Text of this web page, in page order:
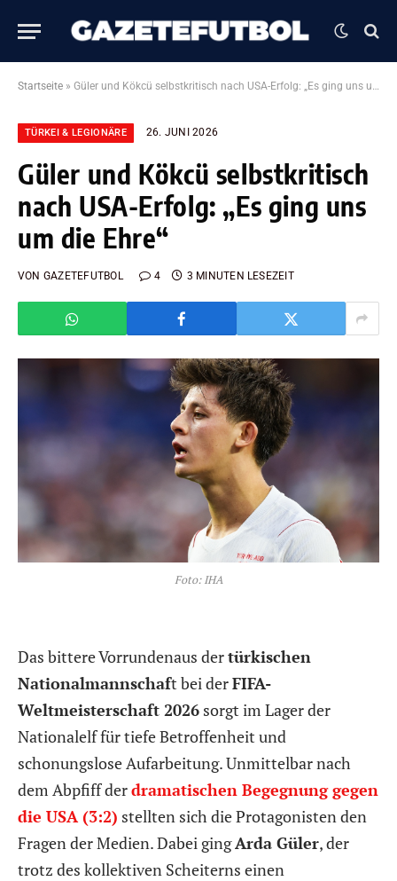
Startseite » Güler und Kökcü selbstkritisch nach USA-Erfolg: „Es ging uns um die Ehre“
TÜRKEI & LEGIONÄRE 26. JUNI 2026
Güler und Kökcü selbstkritisch
nach USA-Erfolg: „Es ging uns
um die Ehre“
VON GAZETEFUTBOL 4 3 MINUTEN LESEZEIT
Foto: IHA
Das bittere Vorrundenaus dertürkischen
Nationalmannschaft bei derFIFA-
Weltmeisterschaft 2026 sorgt im Lager der
Nationalelf für tiefe Betroffenheit und
schonungslose Aufarbeitung. Unmittelbar nach
dem Abpfiff derdramatischen Begegnung gegen
die USA (3:2) stellten sich die Protagonisten den
Fragen der Medien. Dabei gingArda Güler, der
trotz des kollektiven Scheiterns einen